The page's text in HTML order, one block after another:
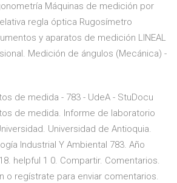
Máquinas de medición por
regla óptica Rugosímetro
y aparatos de medición LINEAL
Medición de ángulos (Mecánica) -
de medida - 783 - UdeA - StuDocu
de medida. Informe de laboratorio
Universidad de Antioquia.
Industrial Y Ambiental 783. Año
helpful 1 0. Compartir. Comentarios.
o regístrate para enviar comentarios.